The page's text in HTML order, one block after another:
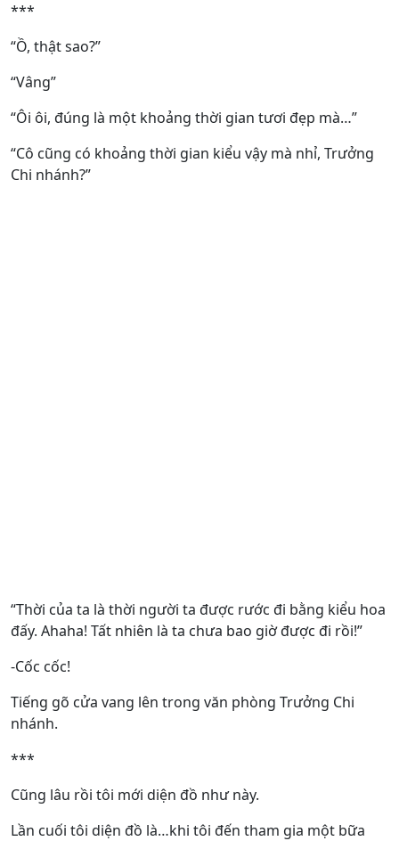
***
“Ồ, thật sao?”
“Vâng”
“Ôi ôi, đúng là một khoảng thời gian tươi đẹp mà…”
“Cô cũng có khoảng thời gian kiểu vậy mà nhỉ, Trưởng
Chi nhánh?”
“Thời của ta là thời người ta được rước đi bằng kiểu hoa
đấy. Ahaha! Tất nhiên là ta chưa bao giờ được đi rồi!”
-Cốc cốc!
Tiếng gõ cửa vang lên trong văn phòng Trưởng Chi
nhánh.
***
Cũng lâu rồi tôi mới diện đồ như này.
Lần cuối tôi diện đồ là…khi tôi đến tham gia một bữa